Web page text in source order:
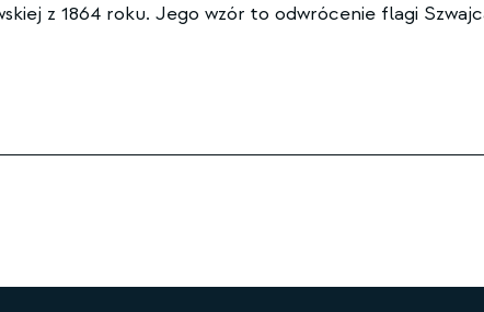
z 1864 roku. Jego wzór to odwrócenie flagi